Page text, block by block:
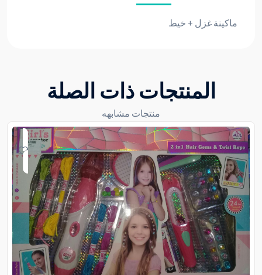
ماكينة غزل + خيط
المنتجات ذات الصلة
منتجات مشابهه